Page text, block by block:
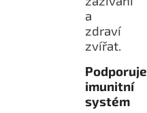
a
zdraví
zvířat.
Podporuje
imunitní
systém